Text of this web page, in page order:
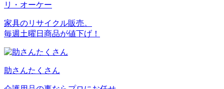
リ・オーケー
家具のリサイクル販売。
毎週土曜日商品が値下げ！
助さんたくさん